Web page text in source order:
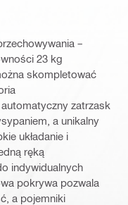
–
23 kg
skompletować
zatrzask
a unikalny
układanie i
ręką
indywidualnych
pokrywa pozwala
a pojemniki